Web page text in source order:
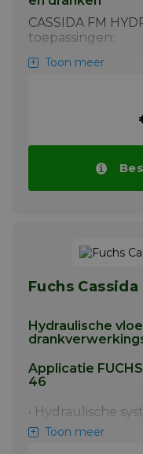
CASSIDA FM
toepassingen:
Hydraulische
circulatie-
Toon meer
Fuchs
Hydraulische
Applicatie
46
• Hydraulische
• Hydrostatische
Toon meer